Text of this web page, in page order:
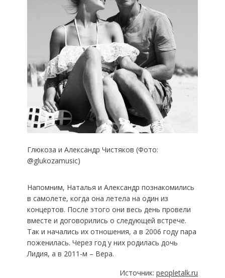
Глюкоза и Александр Чистяков (Фото:
@glukozamusic)
Напомним, Наталья и Александр познакомились
в самолете, когда она летела на один из
концертов. После этого они весь день провели
вместе и договорились о следующей встрече.
Так и начались их отношения, а в 2006 году пара
поженилась. Через год у них родилась дочь
Лидия, а в 2011-м – Вера.
Источник:peopletalk.ru